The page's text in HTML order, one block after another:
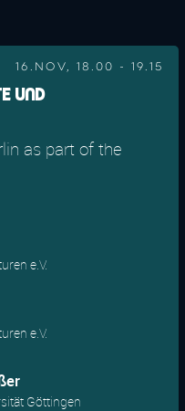
16.Nov, 18.00 - 19.15
und
as part of the
e.V.
e.V.
Göttingen